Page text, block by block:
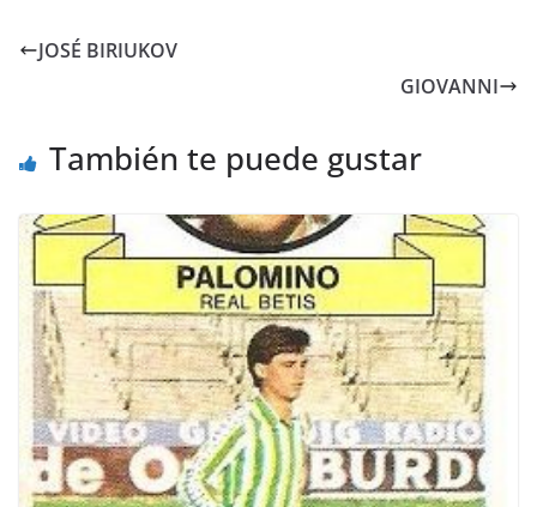
JOSÉ BIRIUKOV
GIOVANNI
También te puede gustar